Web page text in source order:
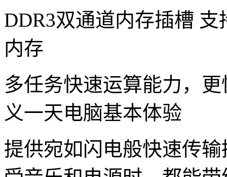
DDR3双通道内存插槽 支
内存
多任务快速运算能力，
义一天电脑基本体验
提供宛如闪电般快速传